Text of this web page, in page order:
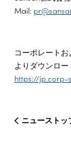
Mail:
コーポレート
よりダウンロー
https://jp.corp-
ニューストッ